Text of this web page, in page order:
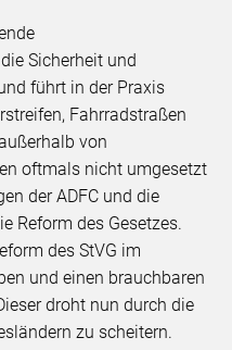
Sicherheit und
führt in der Praxis
Fahrradstraßen
von
oftmals nicht umgesetzt
der ADFC und die
Reform des Gesetzes.
des StVG im
und einen brauchbaren
droht nun durch die
zu scheitern.